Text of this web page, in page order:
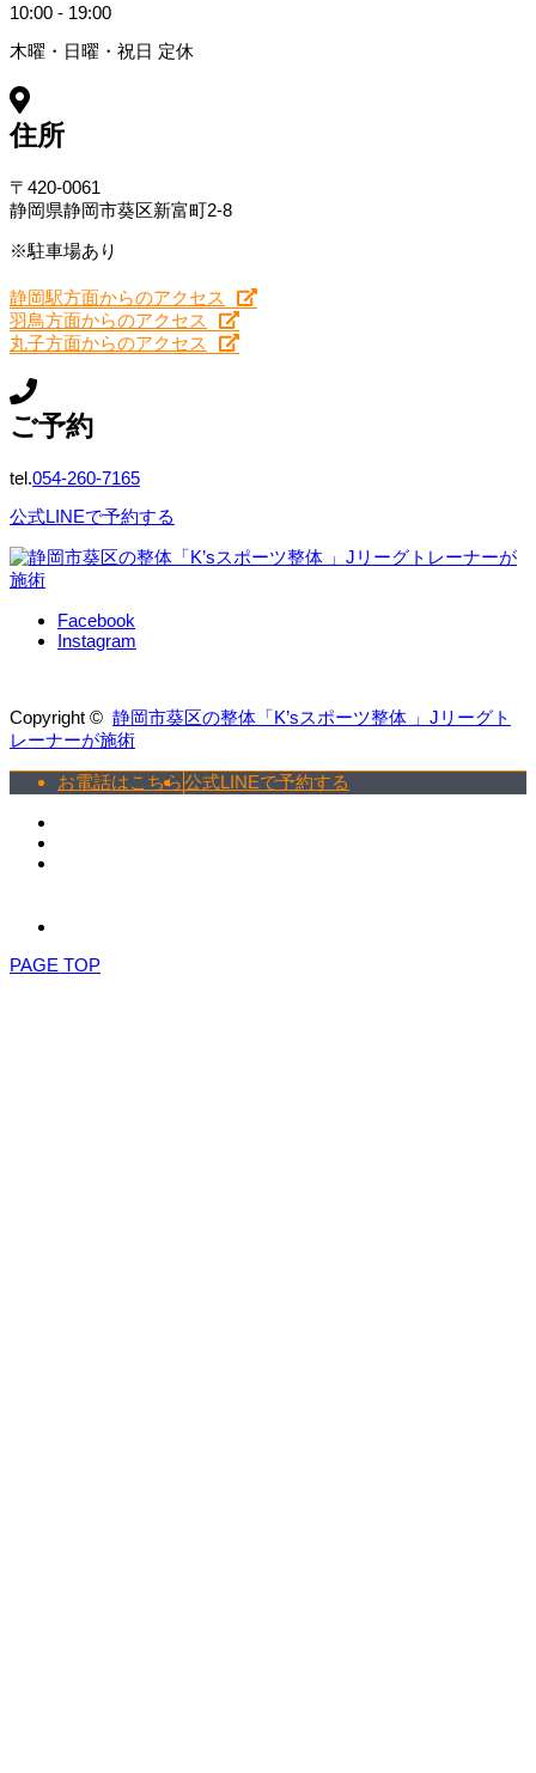
10:00 - 19:00
木曜・日曜・祝日 定休
住所
〒420-0061
静岡県静岡市葵区新富町2-8
※駐車場あり
静岡駅方面からのアクセス
羽鳥方面からのアクセス
丸子方面からのアクセス
ご予約
tel.054-260-7165
公式LINEで予約する
Facebook
Instagram
Copyright © 静岡市葵区の整体「K’sスポーツ整体 」Jリーグト
レーナーが施術
お電話はこちら公式LINEで予約する
PAGE TOP